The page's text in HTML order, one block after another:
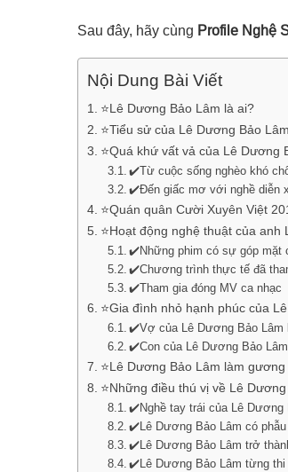
Sau đây, hãy cùng Profile Nghệ
Nội Dung Bài Viết
⭐Lê Dương Bảo Lâm là ai?
⭐Tiểu sử của Lê Dương Bảo Lâm
⭐Quá khứ vất vả của Lê Dương
✔️Từ cuộc sống nghèo khó
✔️Đến giấc mơ với nghề diễn
⭐Quán quân Cười Xuyên Việt
⭐Hoạt động nghệ thuật của anh
✔️Những phim có sự góp mặt
✔️Chương trình thực tế đã
✔️Tham gia đóng MV ca nhạc
⭐Gia đình nhỏ hạnh phúc của
✔️Vợ của Lê Dương Bảo Lâm
✔️Con của Lê Dương Bảo
⭐Lê Dương Bảo Lâm làm
⭐Những điều thú vị về Lê
✔️Nghề tay trái của Lê Dương
✔️Lê Dương Bảo Lâm có
✔️Lê Dương Bảo Lâm trở
✔️Lê Dương Bảo Lâm từng thi